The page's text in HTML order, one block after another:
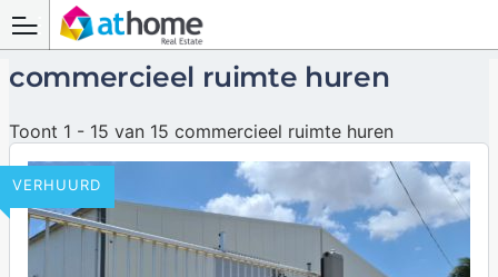
commercieel ruimte huren
Toont 1 - 15 van 15 commercieel ruimte huren
VERHUURD